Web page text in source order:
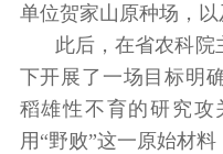
单位贺家山原种场，以
此后，在省农科院
下开展了一场目标明
稻雄性不育的研究攻
用“野败”这一原始材